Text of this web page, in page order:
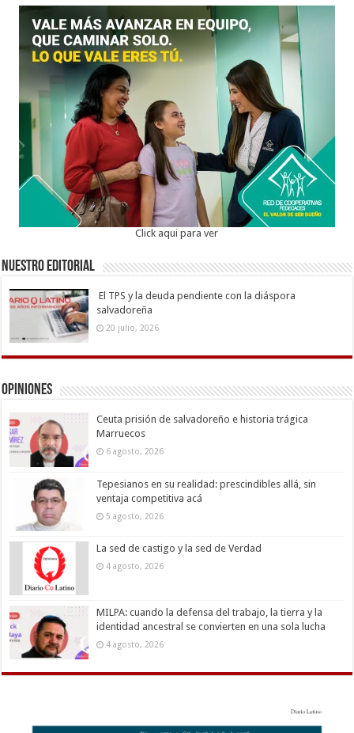
Click aqui para ver
Nuestro Editorial
El TPS y la deuda pendiente con la diáspora
salvadoreña
20 julio, 2026
Opiniones
Ceuta prisión de salvadoreño e historia trágica
Marruecos
6 agosto, 2026
Tepesianos en su realidad: prescindibles allá, sin
ventaja competitiva acá
5 agosto, 2026
La sed de castigo y la sed de Verdad
4 agosto, 2026
MILPA: cuando la defensa del trabajo, la tierra y la
identidad ancestral se convierten en una sola lucha
4 agosto, 2026